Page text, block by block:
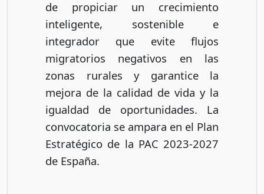
de propiciar un crecimiento
inteligente, sostenible e
integrador que evite flujos
migratorios negativos en las
zonas rurales y garantice la
mejora de la calidad de vida y la
igualdad de oportunidades. La
convocatoria se ampara en el Plan
Estratégico de la PAC 2023-2027
de España.